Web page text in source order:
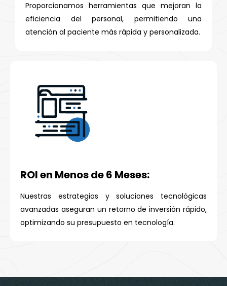
Proporcionamos herramientas que mejoran la
eficiencia del personal, permitiendo una
atención al paciente más rápida y personalizada.
ROI en Menos de 6 Meses:
Nuestras estrategias y soluciones tecnológicas
avanzadas aseguran un retorno de inversión rápido,
optimizando su presupuesto en tecnología.